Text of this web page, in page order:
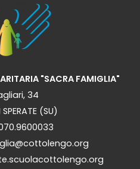
"SACRA FAMIGLIA"
34
(SU)